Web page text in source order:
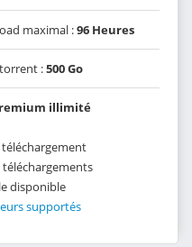
maximal :96 Heures
:500 Go
illimité
disponible
supportés